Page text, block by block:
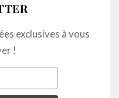
exclusives à vous
!